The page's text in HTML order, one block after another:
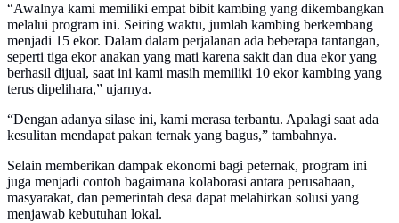
“Awalnya kami memiliki empat bibit kambing yang dikembangkan
melalui program ini. Seiring waktu, jumlah kambing berkembang
menjadi 15 ekor. Dalam dalam perjalanan ada beberapa tantangan,
seperti tiga ekor anakan yang mati karena sakit dan dua ekor yang
berhasil dijual, saat ini kami masih memiliki 10 ekor kambing yang
terus dipelihara,” ujarnya.
“Dengan adanya silase ini, kami merasa terbantu. Apalagi saat ada
kesulitan mendapat pakan ternak yang bagus,” tambahnya.
Selain memberikan dampak ekonomi bagi peternak, program ini
juga menjadi contoh bagaimana kolaborasi antara perusahaan,
masyarakat, dan pemerintah desa dapat melahirkan solusi yang
menjawab kebutuhan lokal.